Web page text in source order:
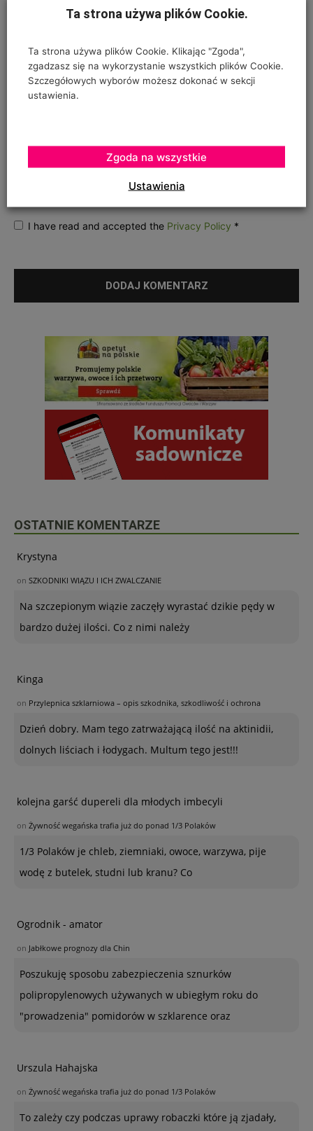
Twój adres e-mail nie zostanie opublikowany, podajesz go wyłącznie do
wiadomości redakcji. Nie udostępnimy go osobom trzecim. Nie wysyłamy
spamu. Pola, których wypełnienie jest wymagane, są oznaczone
I have read and accepted the Privacy Policy *
OSTATNIE KOMENTARZE
Krystyna
on SZKODNIKI WIĄZU I ICH ZWALCZANIE
Na szczepionym wiązie zaczęły wyrastać dzikie pędy w
bardzo dużej ilości. Co z nimi należy
Kinga
on Przylepnica szklarniowa – opis szkodnika, szkodliwość i ochrona
Dzień dobry. Mam tego zatrważającą ilość na aktinidii,
dolnych liściach i łodygach. Multum tego jest!!!
kolejna garść dupereli dla młodych imbecyli
on Żywność wegańska trafia już do ponad 1/3 Polaków
1/3 Polaków je chleb, ziemniaki, owoce, warzywa, pije
wodę z butelek, studni lub kranu? Co
Ogrodnik - amator
on Jabłkowe prognozy dla Chin
Poszukuję sposobu zabezpieczenia sznurków
polipropylenowych używanych w ubiegłym roku do
"prowadzenia" pomidorów w szklarence oraz
Urszula Hahajska
on Żywność wegańska trafia już do ponad 1/3 Polaków
To zależy czy podczas uprawy robaczki które ją zjadały,
Ta strona używa plików Cookie.
Ta strona używa plików Cookie. Klikając "Zgoda",
zgadzasz się na wykorzystanie wszystkich plików Cookie.
Szczegółowych wyborów możesz dokonać w sekcji
ustawienia.
Ustawienia
Zgoda na wszystkie